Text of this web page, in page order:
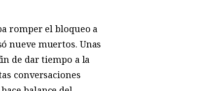
romper el bloqueo a
nueve muertos. Unas
de dar tiempo a la
conversaciones